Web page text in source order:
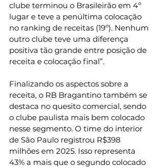
clube terminou o Brasileirão em 4º
lugar e teve a penúltima colocação
no ranking de receitas (19º). Nenhum
outro clube teve uma diferença
positiva tão grande entre posição de
receita e colocação final”.
Finalizando os aspectos sobre a
receita, o RB Bragantino também se
destaca no quesito comercial, sendo
o clube paulista mais bem colocado
nesse segmento. O time do interior
de São Paulo registrou R$398
milhões em 2025. Isso representa
43% a mais que o segundo colocado